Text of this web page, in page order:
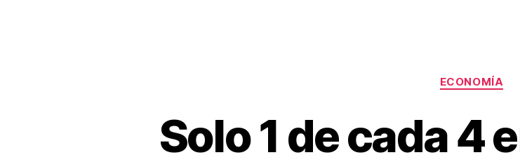
ECONOMÍA
Solo 1 de cada 4